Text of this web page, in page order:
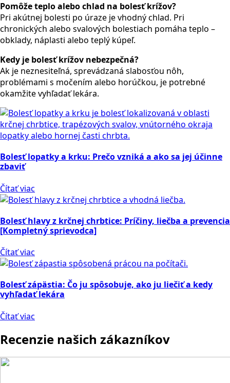
Pomôže teplo alebo chlad na bolesť krížov?
Pri akútnej bolesti po úraze je vhodný chlad. Pri
chronických alebo svalových bolestiach pomáha teplo –
obklady, náplasti alebo teplý kúpeľ.
Kedy je bolesť krížov nebezpečná?
Ak je neznesiteľná, sprevádzaná slabosťou nôh,
problémami s močením alebo horúčkou, je potrebné
okamžite vyhľadať lekára.
Bolesť lopatky a krku: Prečo vzniká a ako sa jej účinne
zbaviť
Čítať viac
Bolesť hlavy z krčnej chrbtice: Príčiny, liečba a prevencia
[Kompletný sprievodca]
Čítať viac
Bolesť zápästia: Čo ju spôsobuje, ako ju liečiť a kedy
vyhľadať lekára
Čítať viac
Recenzie našich zákazníkov